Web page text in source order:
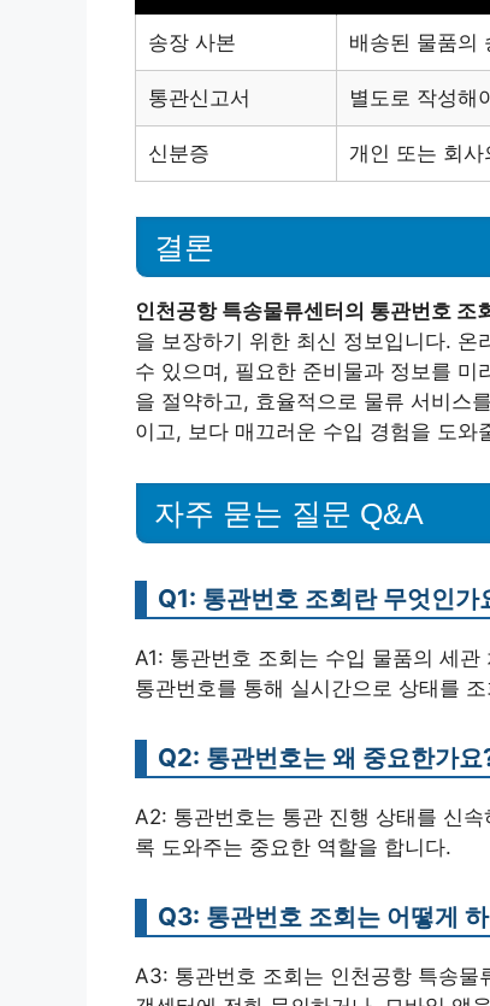
송장 사본 배송된 물품의
통관신고서 별도로 작성해
신분증 개인 또는 회
결론
인천공항 특송물류센터의 통관번호 조
을 보장하기 위한 최신 정보입니다.
수 있으며, 필요한 준비물과 정보를
을 절약하고, 효율적으로 물류 서비스
이고, 보다 매끄러운 수입 경험을 도
자주 묻는 질문 Q&A
Q1: 통관번호 조회란 무엇인가
A1: 통관번호 조회는 수입 물품의 세
통관번호를 통해 실시간으로 상태를
Q2: 통관번호는 왜 중요한가요
A2: 통관번호는 통관 진행 상태를 신
록 도와주는 중요한 역할을 합니다.
Q3: 통관번호 조회는 어떻게
A3: 통관번호 조회는 인천공항 특송물